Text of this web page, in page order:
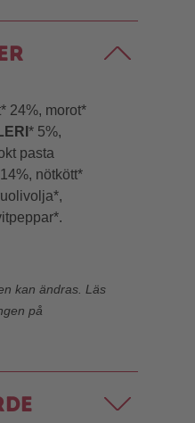
24%, morot*
* 5%,
pasta
nötkött*
kan ändras. Läs
på